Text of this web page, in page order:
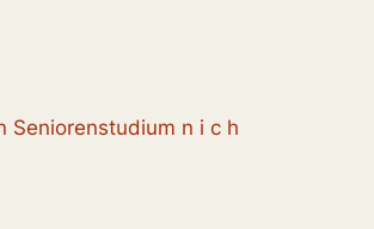
Seniorenstudium n i c h